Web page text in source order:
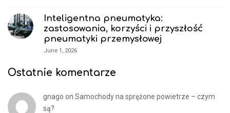
Inteligentna pneumatyka:
zastosowania, korzyści i przyszłość
pneumatyki przemysłowej
June 1, 2026
Ostatnie komentarze
gnago on Samochody na sprężone powietrze – czym
są?